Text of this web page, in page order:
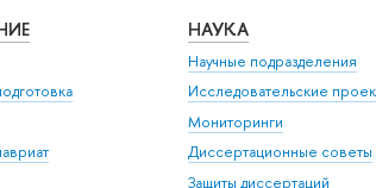
НАУКА
Научные подразделения
Исследовательские
Мониторинги
Диссертационные советы
Защиты диссертаций